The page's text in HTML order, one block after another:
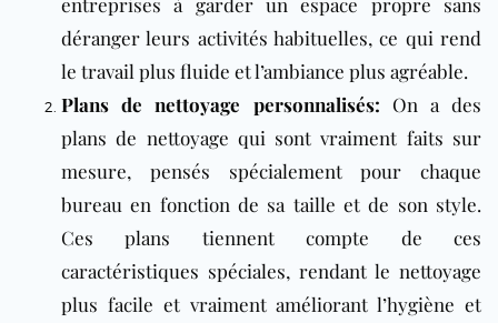
déranger leurs activités habituelles, ce qui rend
le travail plus fluide et l’ambiance plus agréable.
Plans de nettoyage personnalisés: On a des
plans de nettoyage qui sont vraiment faits sur
mesure, pensés spécialement pour chaque
bureau en fonction de sa taille et de son style.
Ces plans tiennent compte de ces
caractéristiques spéciales, rendant le nettoyage
plus facile et vraiment améliorant l’hygiène et